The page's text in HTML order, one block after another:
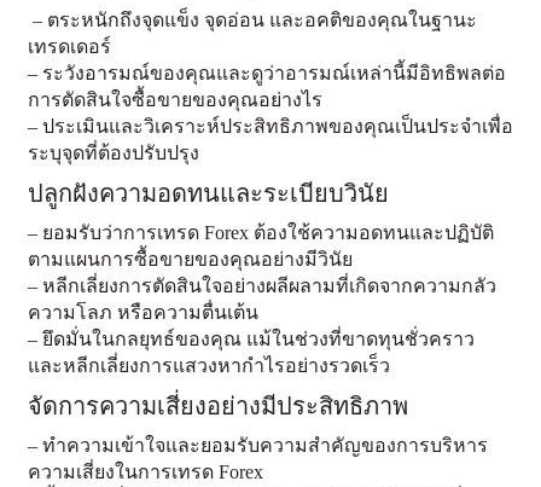
– ตระหนักถึงจุดแข็ง จุดอ่อน และอคติของคุณในฐานะ
เทรดเดอร์
– ระวังอารมณ์ของคุณและดูว่าอารมณ์เหล่านี้มีอิทธิพลต่อ
การตัดสินใจซื้อขายของคุณอย่างไร
– ประเมินและวิเคราะห์ประสิทธิภาพของคุณเป็นประจำเพื่อ
ระบุจุดที่ต้องปรับปรุง
ปลูกฝังความอดทนและระเบียบวินัย
– ยอมรับว่าการเทรด Forex ต้องใช้ความอดทนและปฏิบัติ
ตามแผนการซื้อขายของคุณอย่างมีวินัย
– หลีกเลี่ยงการตัดสินใจอย่างผลีผลามที่เกิดจากความกลัว
ความโลภ หรือความตื่นเต้น
– ยึดมั่นในกลยุทธ์ของคุณ แม้ในช่วงที่ขาดทุนชั่วคราว
และหลีกเลี่ยงการแสวงหากำไรอย่างรวดเร็ว
จัดการความเสี่ยงอย่างมีประสิทธิภาพ
– ทำความเข้าใจและยอมรับความสำคัญของการบริหาร
ความเสี่ยงในการเทรด Forex